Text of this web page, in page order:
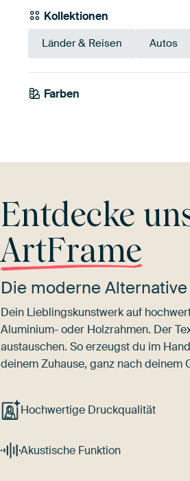
Kollektionen
Länder & Reisen Autos
Farben
Teal
Entdecke
ArtFrame
Die moderne
Dein Lieblingskunstwerk auf
Aluminium- oder Holzrahmen. Der
austauschen. So erzeugst du im
deinem Zuhause, ganz nach deinem
Hochwertige Druckqualität
Akustische Funktion